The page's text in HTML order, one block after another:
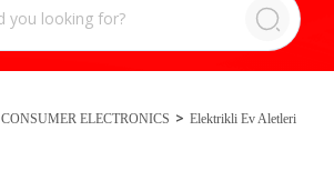
CONSUMER ELECTRONICS
Elektrikli Ev Aletleri